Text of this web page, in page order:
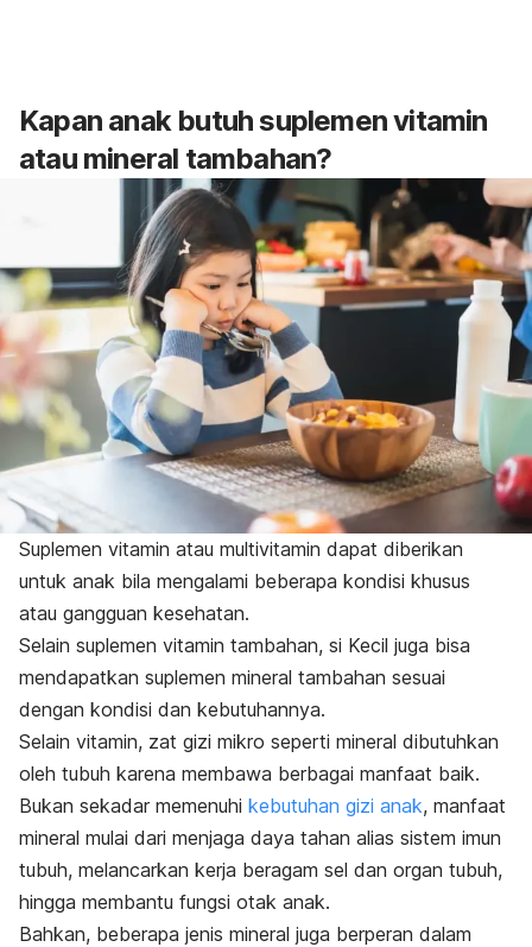
Kapan anak butuh suplemen vitamin
atau mineral tambahan?
Suplemen vitamin atau multivitamin dapat diberikan
untuk anak bila mengalami beberapa kondisi khusus
atau gangguan kesehatan.
Selain suplemen vitamin tambahan, si Kecil juga bisa
mendapatkan suplemen mineral tambahan sesuai
dengan kondisi dan kebutuhannya.
Selain vitamin, zat gizi mikro seperti mineral dibutuhkan
oleh tubuh karena membawa berbagai manfaat baik.
Bukan sekadar memenuhi kebutuhan gizi anak, manfaat
mineral mulai dari menjaga daya tahan alias sistem imun
tubuh, melancarkan kerja beragam sel dan organ tubuh,
hingga membantu fungsi otak anak.
Bahkan, beberapa jenis mineral juga berperan dalam